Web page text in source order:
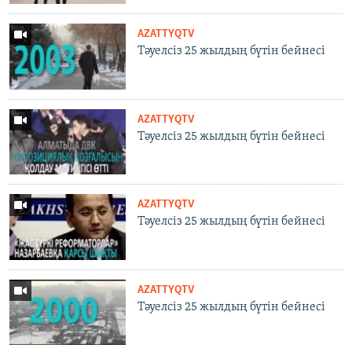
AZATTYQTV
Тәуелсіз 25 жылдың бүтін бейнесі
AZATTYQTV
Тәуелсіз 25 жылдың бүтін бейнесі
AZATTYQTV
Тәуелсіз 25 жылдың бүтін бейнесі
AZATTYQTV
Тәуелсіз 25 жылдың бүтін бейнесі